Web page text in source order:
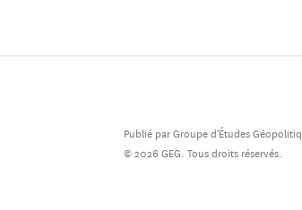
Publié par Groupe d'Études
© 2026 GEG. Tous droits réservés.